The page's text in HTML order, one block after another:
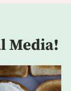
Media!